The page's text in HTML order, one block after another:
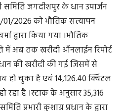
जगदीशपुर के धान उपार्जन
01/2026 को भौतिक सत्यापन
द्वारा किया गया ।भौतिक
में अब तक खरीदी ऑनलाईन रिपोर्ट
की खरीदी की गई जिसमें से
हो चुका है एवं 14,126.40 क्विंटल
रहा है ।स्टाक के अनुसार 35,316
प्रभारी कुशाग्र प्रधान के द्वारा